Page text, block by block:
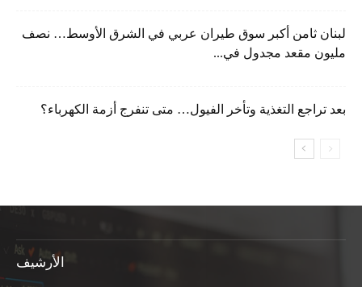
لبنان ثامن أكبر سوق طيران عربي في الشرق الأوسط… نصف
مليون مقعد مجدول في...
بعد تراجع التغذية وتأخر الفيول… متى تنفرج أزمة الكهرباء؟
الأرشيف